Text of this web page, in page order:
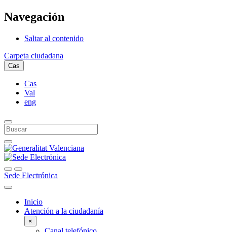
Navegación
Saltar al contenido
Carpeta ciudadana
Cas
Cas
Val
eng
Sede Electrónica
Inicio
Atención a la ciudadanía
×